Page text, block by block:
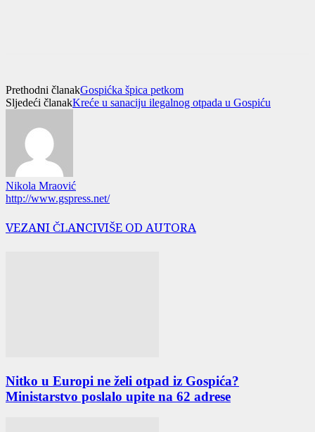
Prethodni članakGospićka špica petkom
Sljedeći članakKreće u sanaciju ilegalnog otpada u Gospiću
Nikola Mraović
http://www.gspress.net/
VEZANI ČLANCIVIŠE OD AUTORA
Nitko u Europi ne želi otpad iz Gospića?
Ministarstvo poslalo upite na 62 adrese